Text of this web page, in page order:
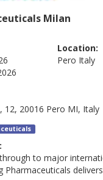
Milan
Location:
Pero Italy
12, 20016 Pero MI, Italy
to major
delivers